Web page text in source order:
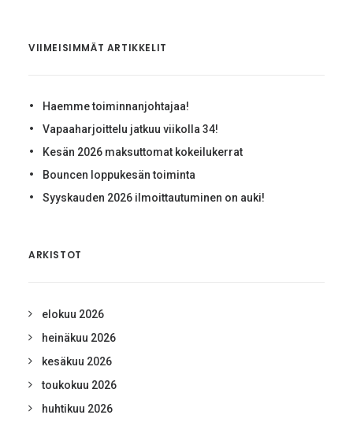
VIIMEISIMMÄT ARTIKKELIT
Haemme toiminnanjohtajaa!
Vapaaharjoittelu jatkuu viikolla 34!
Kesän 2026 maksuttomat kokeilukerrat
Bouncen loppukesän toiminta
Syyskauden 2026 ilmoittautuminen on auki!
ARKISTOT
elokuu 2026
heinäkuu 2026
kesäkuu 2026
toukokuu 2026
huhtikuu 2026